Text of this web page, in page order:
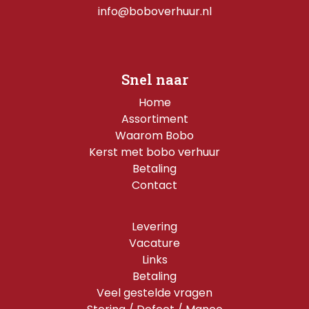
info@boboverhuur.nl
Snel naar
Home
Assortiment
Waarom Bobo
Kerst met bobo verhuur
Betaling
Contact
Levering
Vacature
Links
Betaling
Veel gestelde vragen